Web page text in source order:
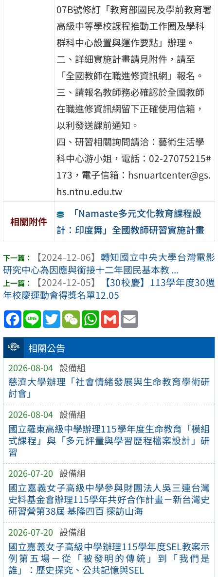
相關公告
2026-08-04 設備組
慈濟大學辦理「社會情緒發展與生命教育學術研
討會」
2026-08-04 設備組
國立羅東高級中學辦理115學年度生命教育「模組
式課程」與「多元評量與學習歷程檔案設計」研
習
2026-07-20 設備組
國立嘉義女子高級中學參與財團法人吳三連台灣
史料基金會辦理115學年共好合作計畫－新台灣史
研習營第38屆 基隆四百 探訪山海
2026-07-20 設備組
國立嘉義女子高級中學辦理115學年度SEL教案示
例第五場－從「被發明的傳統」到「我們是
誰」：歷史探究、公共記憶與SEL
07B號修訂「教育部國民及學前教育署
高級中等學校課程推動工作圈及學科
群科中心設置與運作要點」辦理。
二、詳細實施計畫請見附件，請至
「全國教師在職進修資訊網」報名。
三、請報名教師務必確認於全國教師
在職進修資訊網留下正確使用信箱，
以利發送課前通知。
四、研習相關詢問請洽：藝術生活學
科中心游小姐，電話：02-27075215#
173，電子信箱：hsnuartcenter@gs.
hs.ntnu.edu.tw
相關附件
「Namaste多元文化教育課程設
計：印度舞」全國教師研習實施計畫
【2024-12-06】 轉知國立中央大學台灣電影
研究中心為因應與銜接十二年國民基本教 ...
【2024-12-05】
【30校慶】113學年度30週
年校慶運動會得獎名單12.05
Facebook
Line TwitterWeChatWhatsApp
Gmail